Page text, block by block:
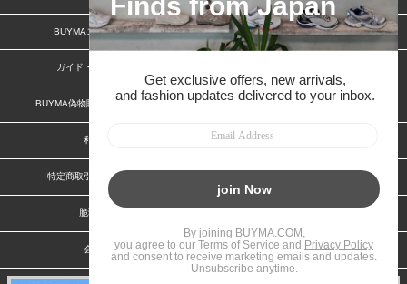
BUYMAスタートガイド 安心への取り組み
ガイド・お問い合わせ
BUYMA偽物販売防止の取り組み BUYMA CARD
利用規約
特定商取引法に関する表記
脆弱性報告
会社案内 スタッフ募集